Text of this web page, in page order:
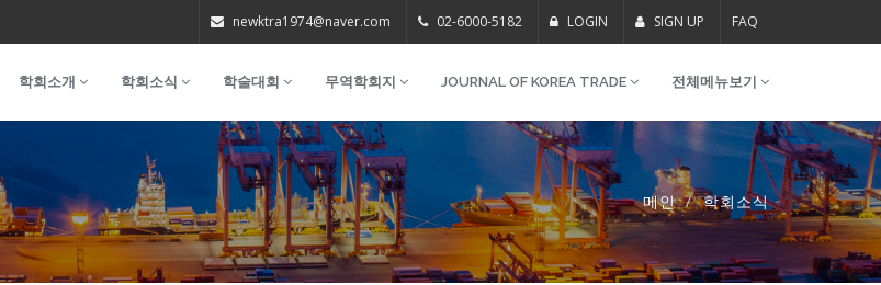
newktra1974@naver.com 02-6000-5182 LOGIN SIGN UP FAQ
학회소개 학회소식 학술대회 무역학회지 JOURNAL OF KOREA TRADE 전체메뉴보기
메인 학회소식